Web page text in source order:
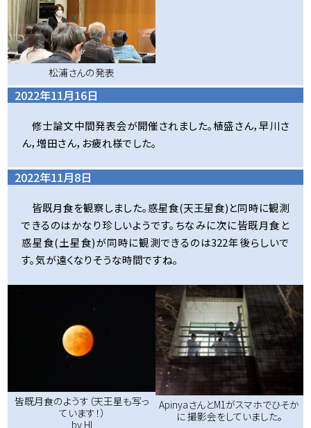
松浦さんの発表
2022年11月16日
修士論文中間発表会が開催されました。植盛さん，早川さ
ん，増田さん，お疲れ様でした。
2022年11月8日
皆既月食を観察しました。惑星食(天王星食)と同時に観測
できるのはかなり珍しいようです。ちなみに次に皆既月食と
惑星食(土星食)が同時に観測できるのは322年後らしいで
す。気が遠くなりそうな時間ですね。
皆既月食のようす（天王星も写っ
ています！）
by HI
ApinyaさんとM1がスマホでひそか
に 撮影会をしていました。